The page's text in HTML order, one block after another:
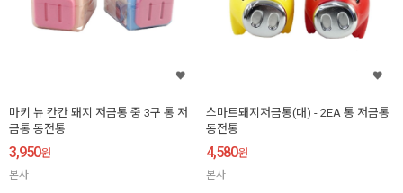
마키 뉴 칸칸 돼지 저금통 중 3구 통 저
금통 동전통
3,950원
본사
스마트돼지저금통(대) - 2EA 통 저금통
동전통
4,580원
본사